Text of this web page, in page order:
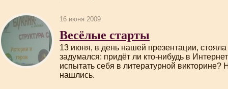
16 июня 2009
Весёлые старты
13 июня, в день нашей презентации, стояла
задумался: придёт ли кто-нибудь в
испытать себя в литературной викторине?
нашлись.